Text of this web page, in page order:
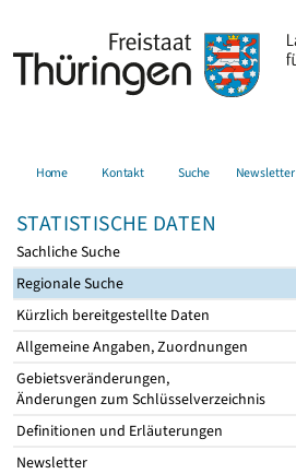
Home Kontakt Suche Newsletter
STATISTISCHE DATEN
Sachliche Suche
Regionale Suche
Kürzlich bereitgestellte Daten
Allgemeine Angaben, Zuordnungen
Gebietsveränderungen,
Änderungen zum Schlüsselverzeichnis
Definitionen und Erläuterungen
Newsletter